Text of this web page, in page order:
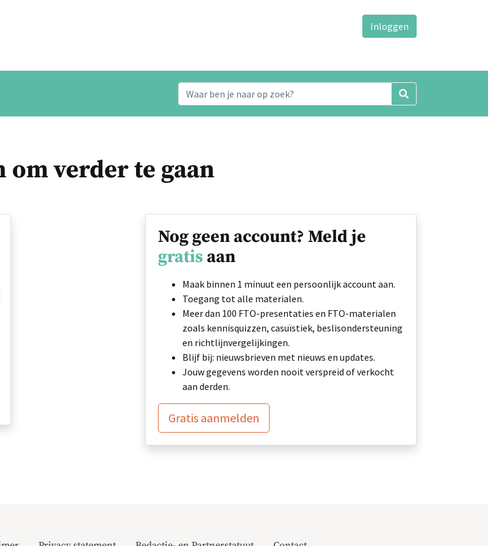
Inloggen
om verder te gaan
Nog geen account? Meld je
gratis aan
Maak binnen 1 minuut een persoonlijk account aan.
Toegang tot alle materialen.
Meer dan 100 FTO-presentaties en FTO-materialen
zoals kennisquizzen, casuïstiek, beslisondersteuning
en richtlijnvergelijkingen.
Blijf bij: nieuwsbrieven met nieuws en updates.
Jouw gegevens worden nooit verspreid of verkocht
aan derden.
Gratis aanmelden